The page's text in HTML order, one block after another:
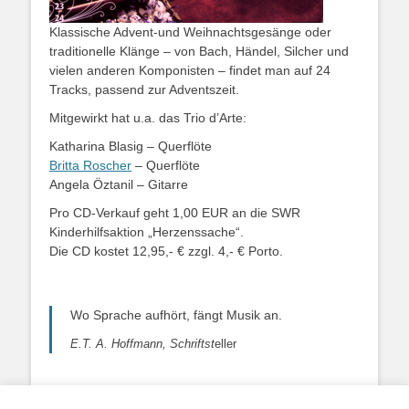
Klassische Advent-und Weihnachtsgesänge oder
traditionelle Klänge – von Bach, Händel, Silcher und
vielen anderen Komponisten – findet man auf 24
Tracks, passend zur Adventszeit.
Mitgewirkt hat u.a. das Trio d’Arte:
Katharina Blasig – Querflöte
Britta Roscher – Querflöte
Angela Öztanil – Gitarre
Pro CD-Verkauf geht 1,00 EUR an die SWR
Kinderhilfsaktion „Herzenssache“.
Die CD kostet 12,95,- € zzgl. 4,- € Porto.
Wo Sprache aufhört, fängt Musik an.
E.T. A. Hoffmann, Schriftsteller